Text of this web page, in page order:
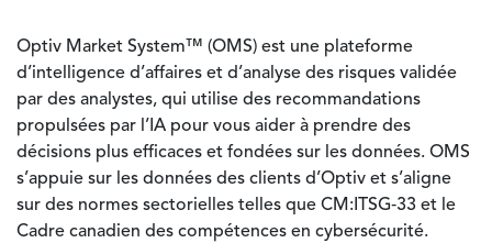
Optiv Market System™ (OMS) est une plateforme
d’intelligence d’affaires et d’analyse des risques validée
par des analystes, qui utilise des recommandations
propulsées par l’IA pour vous aider à prendre des
décisions plus efficaces et fondées sur les données. OMS
s’appuie sur les données des clients d’Optiv et s’aligne
sur des normes sectorielles telles que CM:ITSG‑33 et le
Cadre canadien des compétences en cybersécurité.